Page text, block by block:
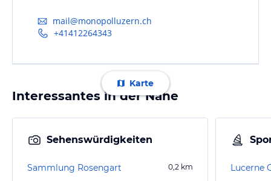
mail@monopolluzern.ch
+41412264343
Karte
Interessantes in der Nähe
Sehenswürdigkeiten
Sammlung Rosengart 0,2 km Lucerne